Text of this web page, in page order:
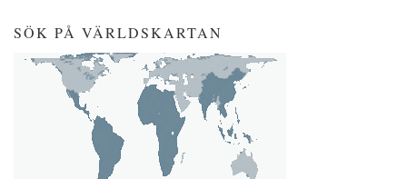
SÖK PÅ VÄRLDSKARTAN